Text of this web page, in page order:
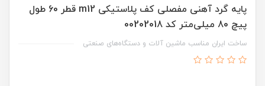
پایه گرد آهنی مفصلی کف پلاستیکی m12 قطر 60 طول
پیچ 80 میلی‌متر کد 00202018
ساخت ایران مناسب ماشین آلات و دستگاه‌های صنعتی